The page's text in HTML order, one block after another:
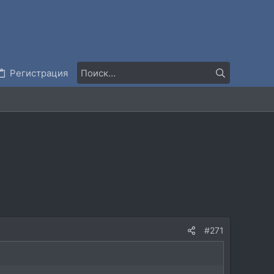
Регистрация
#271